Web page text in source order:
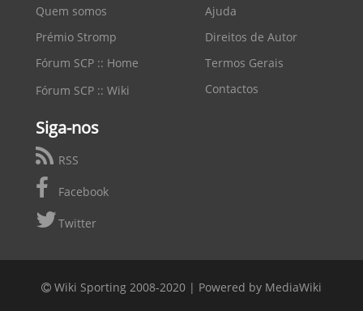
Quem somos
Prémio Stromp
Fórum SCP :: Home
Fórum SCP :: Wiki
Ajuda
Direitos de Autor
Termos Gerais
Contactos
Siga-nos
RSS
Facebook
Twitter
Wiki Sporting 2008-2020 | Powered by MediaWiki